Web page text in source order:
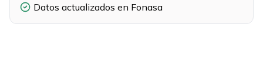
Datos actualizados en Fonasa